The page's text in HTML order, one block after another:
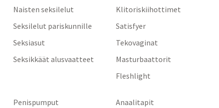
Naisten seksilelut
Seksilelut pariskunnille
Seksiasut
Seksikkäät alusvaatteet
Klitoriskiihottimet
Satisfyer
Tekovaginat
Masturbaattorit
Fleshlight
Penispumput
Anaalitapit